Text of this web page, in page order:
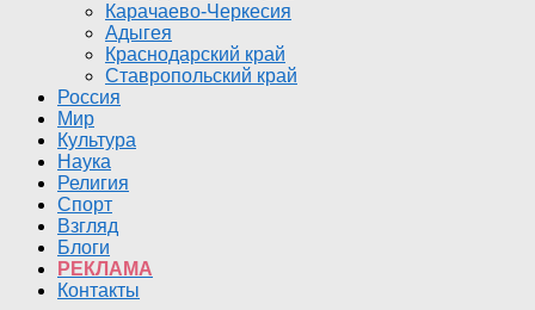
Карачаево-Черкесия
Адыгея
Краснодарский край
Ставропольский край
Россия
Мир
Культура
Наука
Религия
Спорт
Взгляд
Блоги
РЕКЛАМА
Контакты